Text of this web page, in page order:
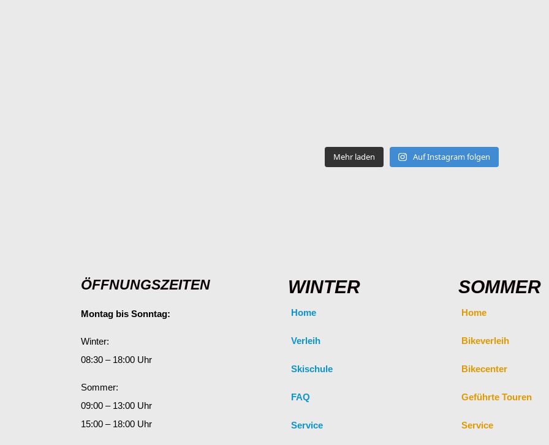
Mehr laden Auf Instagram folgen
ÖFFNUNGSZEITEN
Montag bis Sonntag:
Winter:
08:30 – 18:00 Uhr
Sommer:
09:00 – 13:00 Uhr
15:00 – 18:00 Uhr
WINTER
Home
Verleih
Skischule
FAQ
Service
SOMMER
Home
Bikeverleih
Bikecenter
Geführte Touren
Service